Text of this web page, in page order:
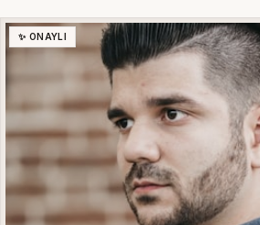
✨ ONAYLI